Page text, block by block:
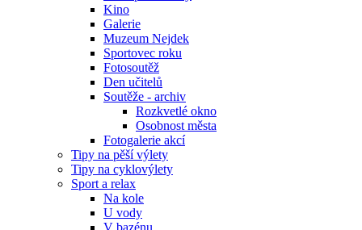
Kino
Galerie
Muzeum Nejdek
Sportovec roku
Fotosoutěž
Den učitelů
Soutěže - archiv
Rozkvetlé okno
Osobnost města
Fotogalerie akcí
Tipy na pěší výlety
Tipy na cyklovýlety
Sport a relax
Na kole
U vody
V bazénu